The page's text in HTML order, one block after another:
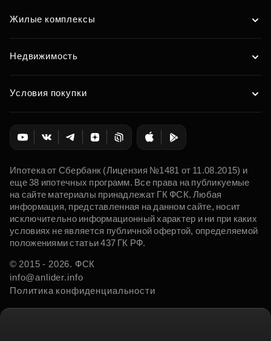
Жилые комплексы
Недвижимость
Условия покупки
Ипотека от Сбербанк (Лицензия №1481 от 11.08.2015) и
еще 38 ипотечных программ. Все права на публикуемые
на сайте материалы принадлежат ГК ФСК. Любая
информация, представленная на данном сайте, носит
исключительно информационный характер и ни при каких
условиях не является публичной офертой, определяемой
положениями статьи 437 ГК РФ.
© 2015 - 2026. ФСК
info@anlider.info
Политика конфиденциальности